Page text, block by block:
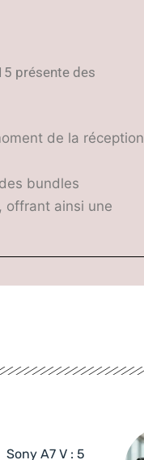
présente des
de la réception
bundles
offrant ainsi une
Sony A7 V : 5